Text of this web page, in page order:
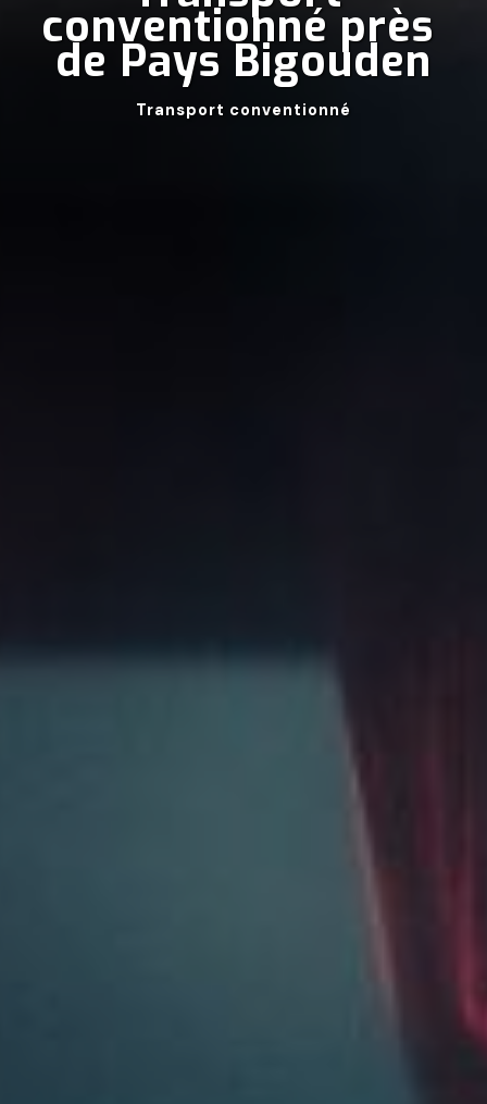
conventionné près
de Pays Bigouden
Transport conventionné